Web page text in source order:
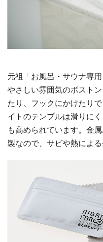
元祖「お風呂・サウナ専
やさしい雰囲気のボスト
たり、フックにかけたり
イトのテンプルは滑りに
も高められています。金
製なので、サビや熱によ